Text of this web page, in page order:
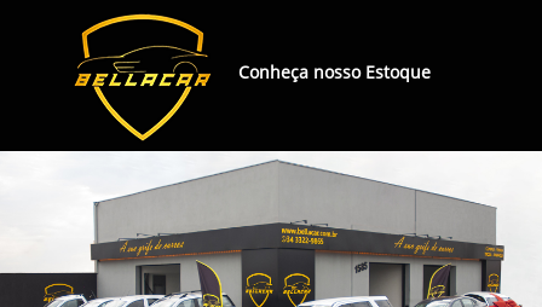
Conheça nosso Estoque